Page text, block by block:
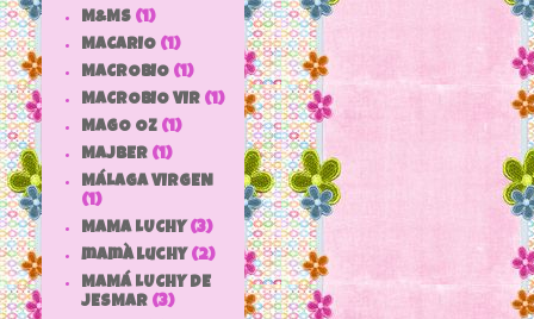
M&MS (1)
MACARIO (1)
MACROBIO (1)
MACROBIO VIR (1)
MAGO OZ (1)
MAJBER (1)
MÁLAGA VIRGEN
(1)
MAMA LUCHY (3)
mamà luchy (2)
MAMÁ LUCHY DE
JESMAR (3)